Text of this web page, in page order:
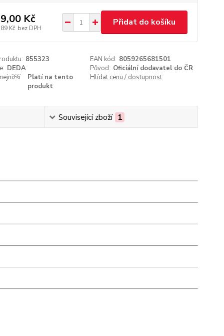
Kč
Kč bez DPH
Přidat do košíku
855323 EAN kód: 8059265681501
DEDA Původ: Oficiální dodavatel do ČR
Platí na tento
produkt
Hlídat cenu / dostupnost
Související zboží 1